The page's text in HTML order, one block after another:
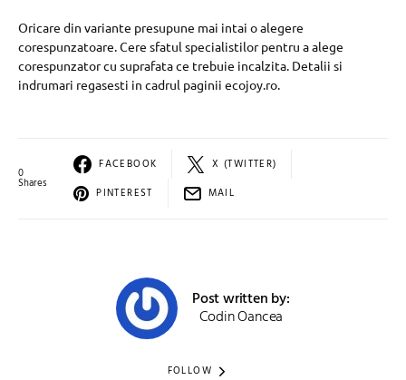
Oricare din variante presupune mai intai o alegere
corespunzatoare. Cere sfatul specialistilor pentru a alege
corespunzator cu suprafata ce trebuie incalzita. Detalii si
indrumari regasesti in cadrul paginii ecojoy.ro.
0
Shares
FACEBOOK
X (TWITTER)
PINTEREST
MAIL
Post written by:
Codin Oancea
FOLLOW